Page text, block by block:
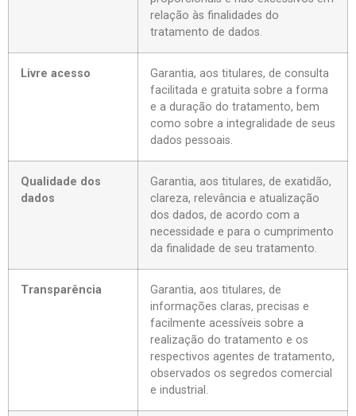
relação às finalidades do
tratamento de dados.
Livre acesso
Garantia, aos titulares, de consulta
facilitada e gratuita sobre a forma
e a duração do tratamento, bem
como sobre a integralidade de seus
dados pessoais.
Qualidade dos
dados
Garantia, aos titulares, de exatidão,
clareza, relevância e atualização
dos dados, de acordo com a
necessidade e para o cumprimento
da finalidade de seu tratamento.
Transparência
Garantia, aos titulares, de
informações claras, precisas e
facilmente acessíveis sobre a
realização do tratamento e os
respectivos agentes de tratamento,
observados os segredos comercial
e industrial.